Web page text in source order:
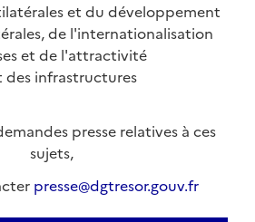
et du développement
de l'internationalisation
et de l'attractivité
des infrastructures
presse relatives à ces
sujets,
presse@dgtresor.gouv.fr